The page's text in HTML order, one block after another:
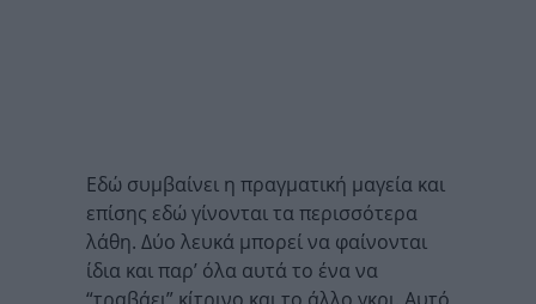
Εδώ συμβαίνει η πραγματική μαγεία και
επίσης εδώ γίνονται τα περισσότερα
λάθη. Δύο λευκά μπορεί να φαίνονται
ίδια και παρ’ όλα αυτά το ένα να